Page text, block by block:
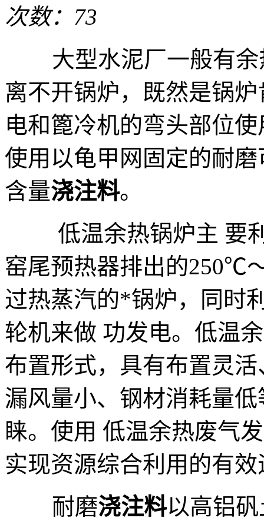
次数：73
大型水泥厂一般有余
离不开锅炉，既然是锅
电和篦冷机的弯头部位
使用以龟甲网固定的耐
含量浇注料。
低温余热锅炉主 要利
窑尾预热器排出的250℃
过热蒸汽的*锅炉，同时
轮机来做 功发电。低温
布置形式，具有布置灵
漏风量小、钢材消耗量
睐。使用 低温余热废气
实现资源综合利用的有效
耐磨浇注料以高铝